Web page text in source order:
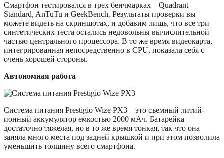
Смартфон тестировался в трех бенчмарках – Quadrant
Standard, AnTuTu и GeekBench. Результаты проверки вы
можете видеть на скриншотах, и добавим лишь, что все три
синтетических теста остались недовольны вычислительной
частью центрального процессора. В то же время видеокарта,
интегрированная непосредственно в CPU, показала себя с
очень хорошей стороны.
Автономная работа
Система питания Prestigio Wize PX3 – это съемный литий-
ионный аккумулятор емкостью 2000 мАч. Батарейка
достаточно тяжелая, но в то же время тонкая, так что она
заняла много места под задней крышкой и при этом позволила
уменьшить толщину всего смартфона.